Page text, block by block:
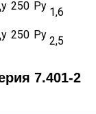
250 Ру 1,6
250 Ру 2,5
7.401-2